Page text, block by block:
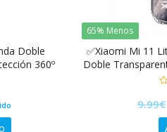
Doble
360º
65% Menos
✅Xiaomi Mi 11
Doble
de
5
9.99€